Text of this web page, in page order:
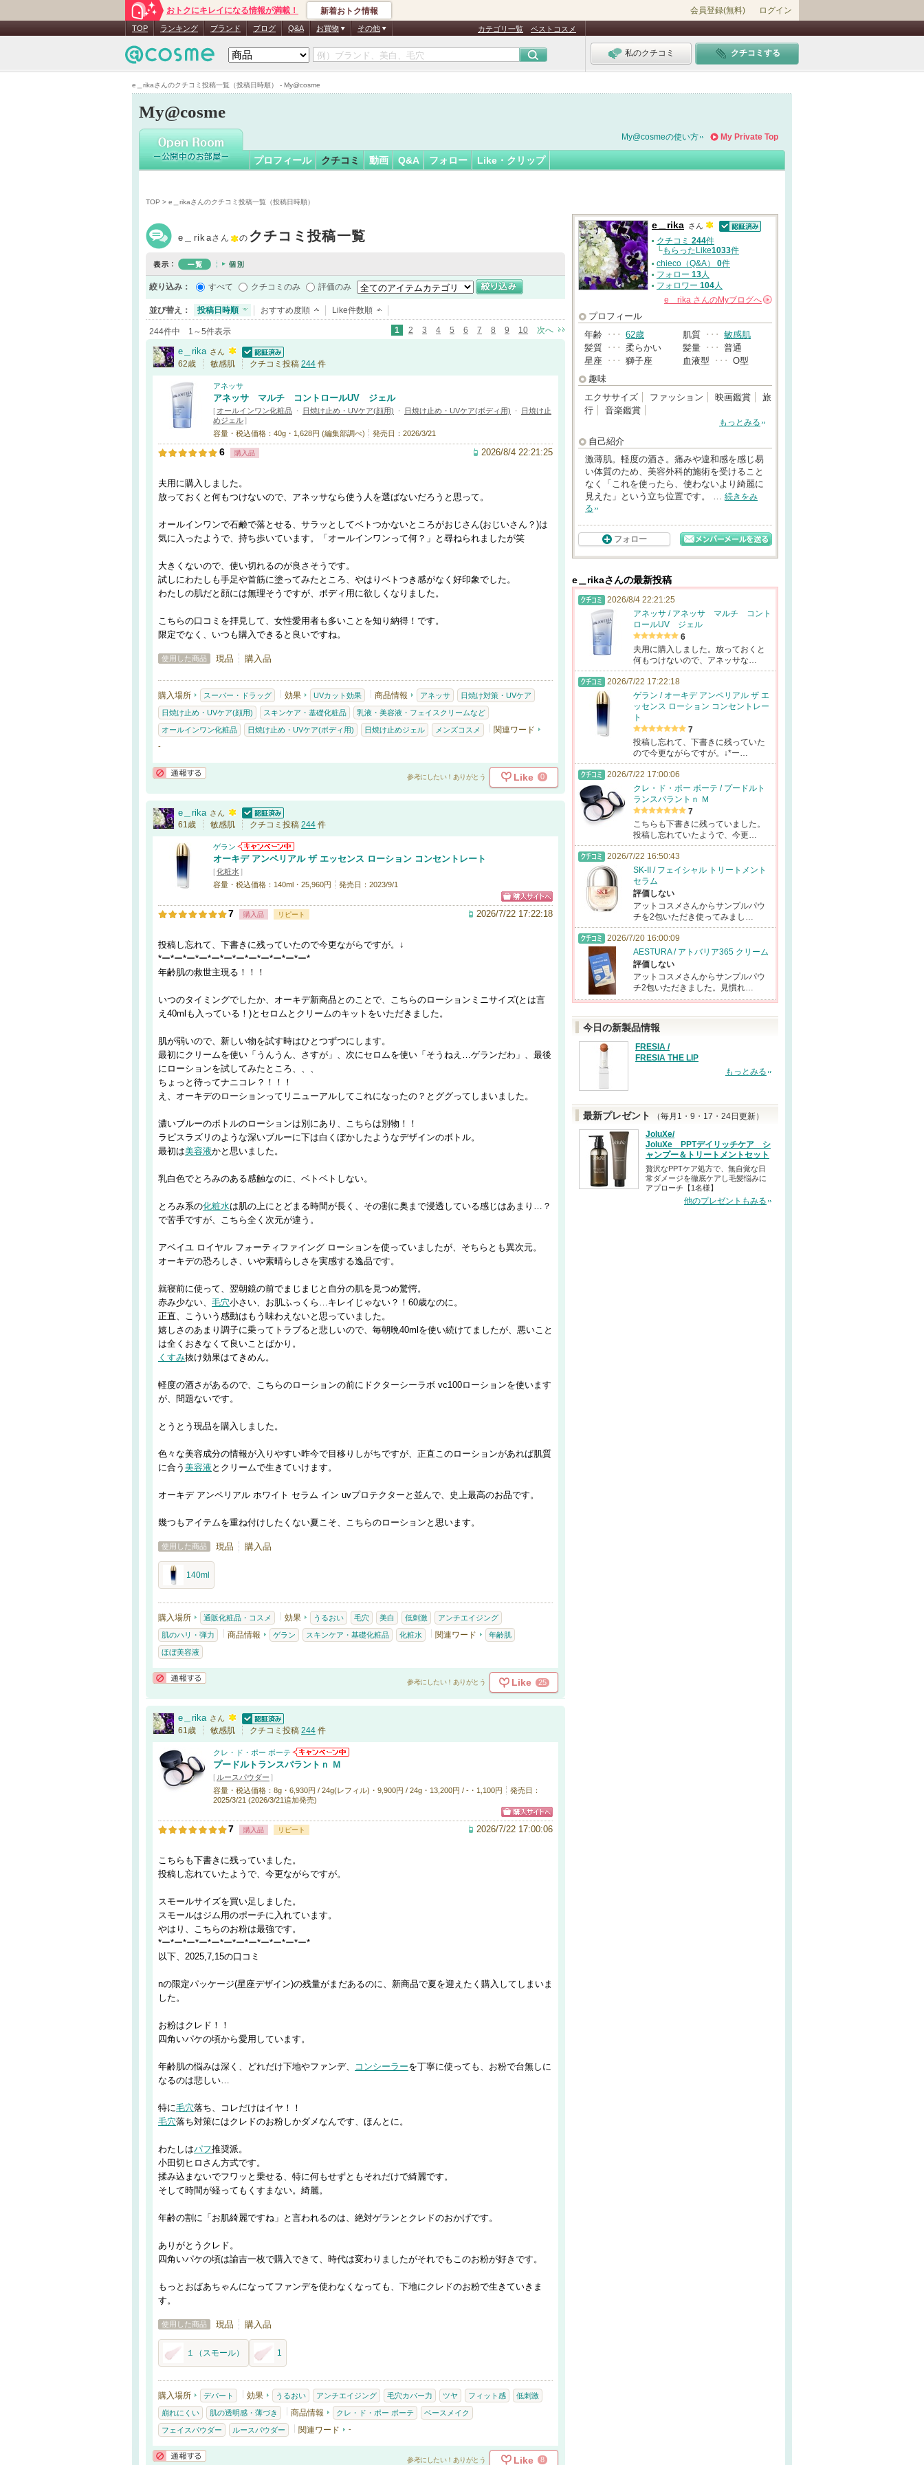
e＿rikaさんのクチコミ投稿一覧（投稿日時順） - My@cosme
おトクにキレイになる情報が満載！ 新着おトク情報 会員登録(無料) ログイン
TOP ランキング ブランド ブログ Q&A お買物 その他 カテゴリ一覧 ベストコスメ
私のクチコミ クチコミする
My@cosme
e＿rikaさん
認
証
My Private Top
My@cosmeの使い方
プロフィール クチコミ 動画 Q&A フォロー Like・クリップ
TOP > e＿rikaさんのクチコミ投稿一覧（投稿日時順）
e＿rikaさん の クチコミ投稿一覧
絞り込み： すべて クチコミのみ 評価のみ
並び替え： 投稿日時順 おすすめ度順 Like件数順
244件中 1～5件表示 1 2 3 4 5 6 7 8 9 10 次へ
e＿rika さん
認証済
62歳 敏感肌 クチコミ投稿 244 件
アネッサ
アネッサ マルチ コントロールUV ジェル
[ オールインワン化粧品 ・ 日焼け止め・UVケア(顔用) ・ 日焼け止め・UVケア(ボディ用) ・ 日焼け止
めジェル]
容量・税込価格：40g・1,628円 (編集部調べ)
発売日：2026/3/21
6 購入品 2026/8/4 22:21:25
夫用に購入しました。
放っておくと何もつけないので、アネッサなら使う人を選ばないだろうと思って。
オールインワンで石鹸で落とせる、サラッとしてベトつかないところがおじさん(おじいさん？)は
気に入ったようで、持ち歩いています。「オールインワンって何？」と尋ねられましたが笑
大きくないので、使い切れるのが良さそうです。
試しにわたしも手足や首筋に塗ってみたところ、やはりベトつき感がなく好印象でした。
わたしの肌だと顔には無理そうですが、ボディ用に欲しくなりました。
こちらの口コミを拝見して、女性愛用者も多いことを知り納得！です。
限定でなく、いつも購入できると良いですね。
使用した商品 現品 購入品
購入場所 スーパー・ドラッグ 効果 UVカット効果 商品情報 アネッサ 日焼け対策・UVケア
日焼け止め・UVケア(顔用) スキンケア・基礎化粧品 乳液・美容液・フェイスクリームなど
オールインワン化粧品 日焼け止め・UVケア(ボディ用) 日焼け止めジェル メンズコスメ 関連ワード
-
参考にしたい！ありがとう Like 0
e＿rika さん
認証済
61歳 敏感肌 クチコミ投稿 244 件
ゲラン
オーキデ アンペリアル ザ エッセンス ローション コンセントレート
[化粧水 ]
容量・税込価格：140ml・25,960円
発売日：2023/9/1
7 購入品 リピート 2026/7/22 17:22:18
投稿し忘れて、下書きに残っていたので今更ながらですが。↓
*ー*ー*ー*ー*ー*ー*ー*ー*ー*ー*ー*ー*
年齢肌の救世主現る！！！
いつのタイミングでしたか、オーキデ新商品とのことで、こちらのローションミニサイズ(とは言
え40mlも入っている！)とセロムとクリームのキットをいただきました。
肌が弱いので、新しい物を試す時はひとつずつにします。
最初にクリームを使い「うんうん、さすが」、次にセロムを使い「そうねえ…ゲランだわ」、最後
にローションを試してみたところ、、、
ちょっと待ってナニコレ？！！！
え、オーキデのローションってリニューアルしてこれになったの？とググってしまいました。
濃いブルーのボトルのローションは別にあり、こちらは別物！！
ラピスラズリのような深いブルーに下は白くぼかしたようなデザインのボトル。
最初は美容液かと思いました。
乳白色でとろみのある感触なのに、ベトベトしない。
とろみ系の化粧水は肌の上にとどまる時間が長く、その割に奥まで浸透している感じはあまり…？
で苦手ですが、こちら全く次元が違う。
アベイユ ロイヤル フォーティファイング ローションを使っていましたが、そちらとも異次元。
オーキデの恐ろしさ、いや素晴らしさを実感する逸品です。
就寝前に使って、翌朝鏡の前でまじまじと自分の肌を見つめ驚愕。
赤み少ない、 毛穴小さい、お肌ふっくら…キレイじゃない？！60歳なのに。
正直、こういう感動はもう味わえないと思っていました。
嬉しさのあまり調子に乗ってトラブると悲しいので、毎朝晩40mlを使い続けてましたが、悪いこと
は全くおきなくて良いことばかり。
くすみ抜け効果はてきめん。
軽度の酒さがあるので、こちらのローションの前にドクターシーラボ vc100ローションを使います
が、問題ないです。
とうとう現品を購入しました。
色々な美容成分の情報が入りやすい昨今で目移りしがちですが、正直このローションがあれば肌質
に合う 美容液 とクリームで生きていけます。
オーキデ アンペリアル ホワイト セラム イン uvプロテクターと並んで、史上最高のお品です。
幾つもアイテムを重ね付けしたくない夏こそ、こちらのローションと思います。
使用した商品 現品 購入品
140ml
購入場所 通販化粧品・コスメ 効果 うるおい 毛穴 美白 低刺激 アンチエイジング
肌のハリ・弾力 商品情報 ゲラン スキンケア・基礎化粧品 化粧水 関連ワード 年齢肌
ほぼ美容液
参考にしたい！ありがとう Like 25
e＿rika さん
認証済
61歳 敏感肌 クチコミ投稿 244 件
クレ・ド・ポー ボーテ
プードルトランスパラントｎ Ｍ
[ ルースパウダー ]
容量・税込価格：8g・6,930円 / 24g(レフィル)・9,900円 / 24g・13,200円 / -・1,100円
発売日：
2025/3/21 (2026/3/21追加発売)
7 購入品 リピート 2026/7/22 17:00:06
こちらも下書きに残っていました。
投稿し忘れていたようで、今更ながらですが。
スモールサイズを買い足しました。
スモールはジム用のポーチに入れています。
やはり、こちらのお粉は最強です。
*ー*ー*ー*ー*ー*ー*ー*ー*ー*ー*ー*ー*
以下、2025,7,15の口コミ
nの限定パッケージ(星座デザイン)の残量がまだあるのに、新商品で夏を迎えたく購入してしまいま
した。
お粉はクレド！！
四角いパケの頃から愛用しています。
年齢肌の悩みは深く、どれだけ下地やファンデ、 コンシーラーを丁寧に使っても、お粉で台無しに
なるのは悲しい…
特に毛穴落ち、コレだけはイヤ！！
毛穴落ち対策にはクレドのお粉しかダメなんです、ほんとに。
わたしはパフ推奨派。
小田切ヒロさん方式です。
揉み込まないでフワッと乗せる、特に何もせずともそれだけで綺麗です。
そして時間が経ってもくすまない。綺麗。
年齢の割に「お肌綺麗ですね」と言われるのは、絶対ゲランとクレドのおかげです。
ありがとうクレド。
四角いパケの頃は諭吉一枚で購入できて、時代は変わりましたがそれでもこのお粉が好きです。
もっとおばあちゃんになってファンデを使わなくなっても、下地にクレドのお粉で生きていきま
す。
使用した商品 現品 購入品
１（スモール） 1
購入場所 デパート 効果 うるおい アンチエイジング 毛穴カバー力 ツヤ フィット感 低刺激
崩れにくい 肌の透明感・薄づき 商品情報 クレ・ド・ポー ボーテ ベースメイク
フェイスパウダー ルースパウダー 関連ワード -
参考にしたい！ありがとう Like 8
e＿rika さん
クチコミ 244件
└もらったLike1033件
chieco（Q&A） 0件
フォロー 13人
フォロワー 104人
e＿rika さんのMyブログへ
プロフィール
年齢 ･･･ 62歳 肌質 ･･･ 敏感肌
髪質 ･･･ 柔らかい 髪量 ･･･ 普通
星座 ･･･ 獅子座 血液型 ･･･ O型
趣味
エクササイズ
ファッション 映画鑑賞
旅
行
音楽鑑賞
もっとみる
自己紹介
激薄肌。軽度の酒さ。痛みや違和感を感じ易
い体質のため、美容外科的施術を受けること
なく「これを使ったら、使わないより綺麗に
見えた」という立ち位置です。 … 続きをみ
る
フォロー
e＿rikaさんの最新投稿
2026/8/4 22:21:25
アネッサ / アネッサ マルチ コント
ロールUV ジェル
6
夫用に購入しました。放っておくと
何もつけないので、アネッサな…
2026/7/22 17:22:18
ゲラン / オーキデ アンペリアル ザ エ
ッセンス ローション コンセントレー
ト
7
投稿し忘れて、下書きに残っていた
ので今更ながらですが。↓*ー…
2026/7/22 17:00:06
クレ・ド・ポー ボーテ / プードルト
ランスパラントｎ Ｍ
7
こちらも下書きに残っていました。
投稿し忘れていたようで、今更…
2026/7/22 16:50:43
SK-II / フェイシャル トリートメント
セラム
評価しない
アットコスメさんからサンプルパウ
チを2包いただき使ってみまし…
2026/7/20 16:00:09
AESTURA / アトバリア365 クリーム
評価しない
アットコスメさんからサンプルパウ
チ2包いただきました。見慣れ…
今日の新製品情報
FRESIA /
FRESIA THE LIP
もっとみる
最新プレゼント
（毎月1・9・17・24日更新）
JoluXe/
JoluXe PPTデイリッチケア シ
ャンプー＆トリートメントセット
贅沢なPPTケア処方で、無自覚な日
常ダメージを徹底ケアし毛髪悩みに
アプローチ【1名様】
他のプレゼントもみる